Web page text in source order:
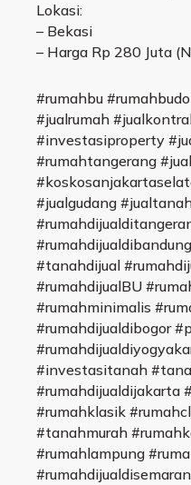
Lokasi:
– Bekasi
– Harga Rp 280 Juta
#rumahbu
#jualrumah
#investasiproperty
#rumahtangerang
#jualgudang
#tanahdijual
#rumahdijualBU
#rumahminimalis
#rumahdijualdibogor
#investasitanah
#rumahdijualdijakarta
#rumahklasik
#tanahmurah
#rumahlampung